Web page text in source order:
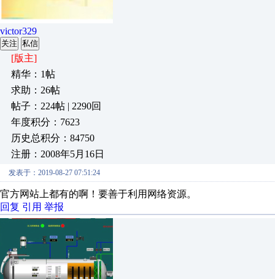
victor329
关注 私信
[版主]
精华：1帖
求助：26帖
帖子：224帖 | 2290回
年度积分：7623
历史总积分：84750
注册：2008年5月16日
发表于：2019-08-27 07:51:24
官方网站上都有的啊！要善于利用网络资源。
回复 引用 举报